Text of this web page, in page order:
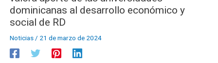
dominicanas al desarrollo económico y
social de RD
Noticias / 21 de marzo de 2024